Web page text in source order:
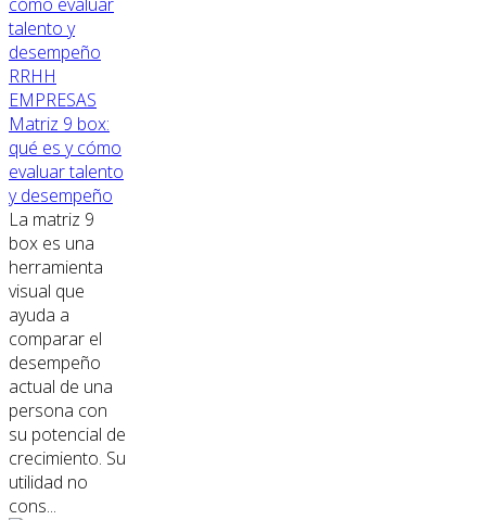
RRHH
EMPRESAS
Matriz 9 box:
qué es y cómo
evaluar talento
y desempeño
La matriz 9
box es una
herramienta
visual que
ayuda a
comparar el
desempeño
actual de una
persona con
su potencial de
crecimiento. Su
utilidad no
cons...